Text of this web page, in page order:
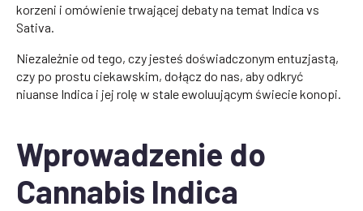
korzeni i omówienie trwającej debaty na temat Indica vs
Sativa.
Niezależnie od tego, czy jesteś doświadczonym entuzjastą,
czy po prostu ciekawskim, dołącz do nas, aby odkryć
niuanse Indica i jej rolę w stale ewoluującym świecie konopi.
Wprowadzenie do
Cannabis Indica